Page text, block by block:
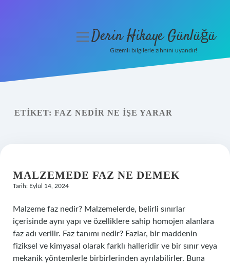
Yasal Uyarı
menüyüDerin Hikaye Günlüğü
Gizemli bilgilerle zihnini uyandır!
ETIKET: FAZ NEDIR NE IŞE YARAR
MALZEMEDE FAZ NE DEMEK
Tarih: Eylül 14, 2024
Malzeme faz nedir? Malzemelerde, belirli sınırlar
içerisinde aynı yapı ve özelliklere sahip homojen alanlara
faz adı verilir. Faz tanımı nedir? Fazlar, bir maddenin
fiziksel ve kimyasal olarak farklı halleridir ve bir sınır veya
mekanik yöntemlerle birbirlerinden ayrılabilirler. Buna